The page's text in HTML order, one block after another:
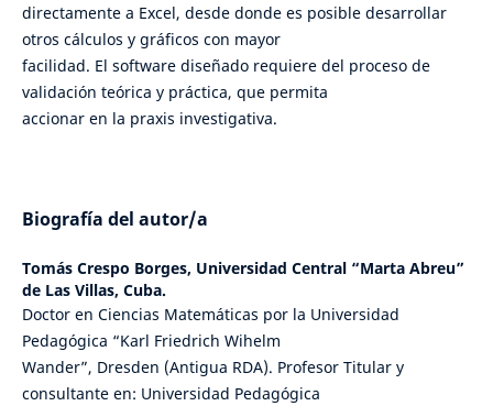
directamente a Excel, desde donde es posible desarrollar
otros cálculos y gráficos con mayor
facilidad. El software diseñado requiere del proceso de
validación teórica y práctica, que permita
accionar en la praxis investigativa.
Biografía del autor/a
Tomás Crespo Borges, Universidad Central “Marta Abreu”
de Las Villas, Cuba.
Doctor en Ciencias Matemáticas por la Universidad
Pedagógica “Karl Friedrich Wihelm
Wander”, Dresden (Antigua RDA). Profesor Titular y
consultante en: Universidad Pedagógica